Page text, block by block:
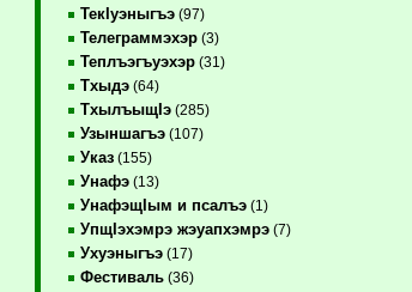
ТекIуэныгъэ(97)
Телеграммэхэр(3)
Теплъэгъуэхэр(31)
Тхыдэ(64)
ТхылъыщIэ(285)
Узыншагъэ(107)
Указ(155)
Унафэ(13)
УнафэщIым и псалъэ(1)
УпщIэхэмрэ жэуапхэмрэ(7)
Ухуэныгъэ(17)
Фестиваль(36)